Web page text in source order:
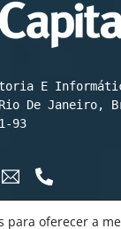
E
Rio De Janeiro,
93
para oferecer a